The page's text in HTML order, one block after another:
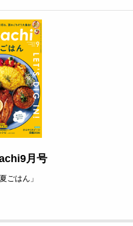
月号
ごはん」